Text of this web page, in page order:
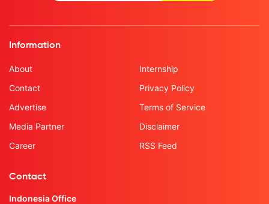
Information
About
Contact
Advertise
Media Partner
Career
Internship
Privacy Policy
Terms of Service
Disclaimer
RSS Feed
Contact
Indonesia Office